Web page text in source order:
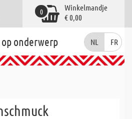
Winkelmandje
€ 0,00
0
onderwerp NL FR